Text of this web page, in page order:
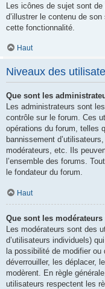
Les icônes de sujet sont de
d’illustrer le contenu de
cette fonctionnalité.
Haut
Niveaux des
Que sont les
Les administrateurs sont
contrôle sur le forum. Ces
opérations du forum, telles
bannissement
modérateurs, etc. Ils
l’ensemble des forums.
le fondateur du forum.
Haut
Que sont les modérateurs
Les modérateurs sont des
d’utilisateurs individuels)
la possibilité de modifier ou
déverrouiller, les déplacer,
modèrent. En règle
utilisateurs respectent les